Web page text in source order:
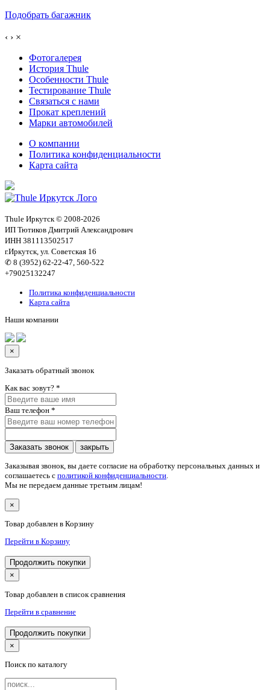
Подобрать багажник
‹ › ×
Фотогалерея
История Thule
Особенности Thule
Тестирование Thule
Связаться с нами
Прокат креплений
Марки автомобилей
О компании
Политика конфиденциальности
Карта сайта
Thule Иркутск © 2008-2026
ИП Тютиков Дмитрий Александрович
ИНН 381113502517
г.Иркутск, ул. Советская 16
✆ 8 (3952) 62-22-47, 560-522
+79025132247
Политика конфиденциальности
Карта сайта
Наши компании
×
Заказать обратный звонок
Как вас зовут? *
Ваш телефон *
Заказать звонок закрыть
Заказывая звонок, вы даете согласие на обработку персональных данных и
соглашаетесь c политикой конфиденциальности.
Мы не передаем данные третьим лицам!
×
Товар добавлен в Корзину
Перейти в Корзину
Продолжить покупки
×
Товар добавлен в список сравнения
Перейти в сравнение
Продолжить покупки
×
Поиск по каталогу